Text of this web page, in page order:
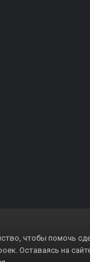
чтобы помочь
Оставаясь на